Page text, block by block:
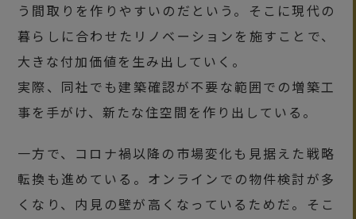
う間取りを作りやすいのだという。そこに現代の
暮らしに合わせたリノベーションを施すことで、
大きな付加価値を生み出していく。
実際、同社でも建築確認が不要な範囲での増築工
事を手がけ、新たな住空間を作り出している。
一方で、コロナ禍以降の市場変化も見据えた戦略
転換も進めている。オンラインでの物件検討が多
くなり、内見の壁が高くなっているためだ。そこ